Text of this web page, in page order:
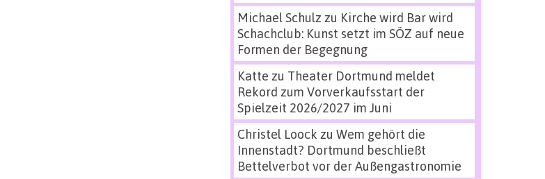
Michael Schulz zu Kirche wird Bar wird
Schachclub: Kunst setzt im SÖZ auf neue
Formen der Begegnung
Katte zu Theater Dortmund meldet
Rekord zum Vorverkaufsstart der
Spielzeit 2026/2027 im Juni
Christel Loock zu Wem gehört die
Innenstadt? Dortmund beschließt
Bettelverbot vor der Außengastronomie